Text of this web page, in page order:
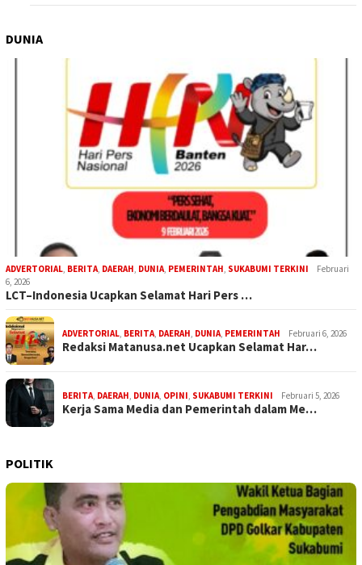
DUNIA
ADVERTORIAL, BERITA, DAERAH, DUNIA, PEMERINTAH, SUKABUMI TERKINI
Februari
6, 2026
LCT–Indonesia Ucapkan Selamat Hari Pers …
ADVERTORIAL, BERITA, DAERAH, DUNIA, PEMERINTAH Februari 6, 2026
Redaksi Matanusa.net Ucapkan Selamat Har…
BERITA, DAERAH, DUNIA, OPINI, SUKABUMI TERKINI Februari 5, 2026
Kerja Sama Media dan Pemerintah dalam Me…
POLITIK